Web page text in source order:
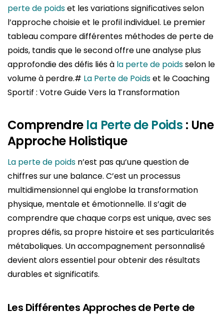
perte de poidset les variations significatives selon
l’approche choisie et le profil individuel. Le premier
tableau compare différentes méthodes de perte de
poids, tandis que le second offre une analyse plus
approfondie des défis liés à la perte de poidsselon le
volume à perdre.# La Perte de Poidset le Coaching
Sportif : Votre Guide Vers la Transformation
Comprendre la Perte de Poids : Une
Approche Holistique
La perte de poids n’est pas qu’une question de
chiffres sur une balance. C’est un processus
multidimensionnel qui englobe la transformation
physique, mentale et émotionnelle. Il s’agit de
comprendre que chaque corps est unique, avec ses
propres défis, sa propre histoire et ses particularités
métaboliques. Un accompagnement personnalisé
devient alors essentiel pour obtenir des résultats
durables et significatifs.
Les Différentes Approches de Perte de